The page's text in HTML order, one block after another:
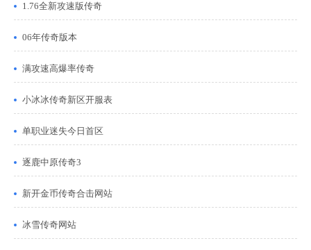
1.76全新攻速版传奇
06年传奇版本
满攻速高爆率传奇
小冰冰传奇新区开服表
单职业迷失今日首区
逐鹿中原传奇3
新开金币传奇合击网站
冰雪传奇网站